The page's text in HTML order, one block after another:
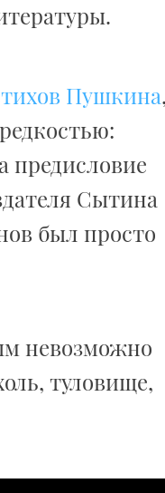
Пушкина,
предисловие
Сытина
был просто
невозможно
туловище,